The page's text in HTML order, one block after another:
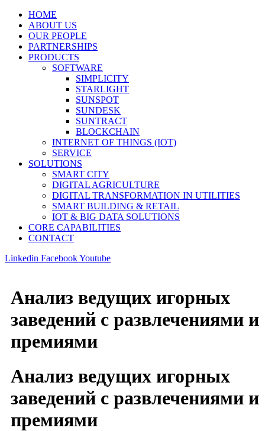
HOME
ABOUT US
OUR PEOPLE
PARTNERSHIPS
PRODUCTS
SOFTWARE
SIMPLICITY
STARLIGHT
SUNSPOT
SUNDESK
SUNTRACT
BLOCKCHAIN
INTERNET OF THINGS (IOT)
SERVICE
SOLUTIONS
SMART CITY
DIGITAL AGRICULTURE
DIGITAL TRANSFORMATION IN UTILITIES
SMART BUILDING & RETAIL
IOT & BIG DATA SOLUTIONS
CORE CAPABILITIES
CONTACT
Linkedin FacebookYoutube
Анализ ведущих игорных
заведений с развлечениями и
премиями
Анализ ведущих игорных
заведений с развлечениями и
премиями